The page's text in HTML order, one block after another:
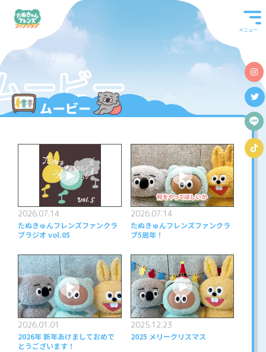
メニュー
ービー
2026.07.14
たぬきゅんフレンズファンクラ
ブラジオ vol.05
2026.07.14
たぬきゅんフレンズファンクラ
ブ5周年！
2026.01.01
2026年 新年あけましておめで
とうございます！
2025.12.23
2025 メリークリスマス